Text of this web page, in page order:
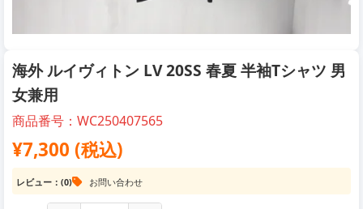
海外 ルイヴィトン LV 20SS 春夏 半袖Tシャツ 男
女兼用
商品番号：WC250407565
¥7,300 (税込)
レビュー：(0) お問い合わせ